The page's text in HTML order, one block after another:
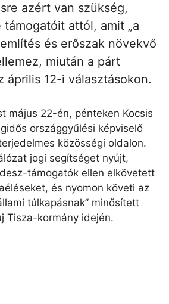
azért van szükség,
attól, amit „a
és erőszak növekvő
miután a párt
április 12-i választásokon.
május 22-én, pénteken Kocsis
országgyűlési képviselő
közösségi oldalon.
jogi segítséget nyújt,
támogatók ellen elkövetett
és nyomon követi az
túlkapásnak” minősített
Tisza-kormány idején.